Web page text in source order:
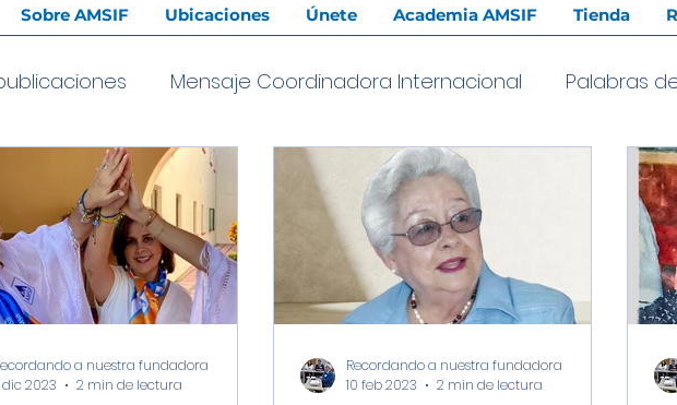
Sobre AMSIF Ubicaciones Únete Academia AMSIF Tienda
Mensaje Coordinadora Internacional Palabras
a Nuestra Fundadora Evangelización Salud
y Entorno Social Desarrollo Humano
a nuestra fundadora
dic 2023
2 min de lectura
Recordando a nuestra fundadora
10 feb 2023
2 min de lectura